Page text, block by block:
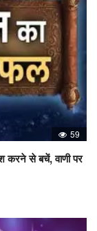
59
करने से बचें, वाणी पर